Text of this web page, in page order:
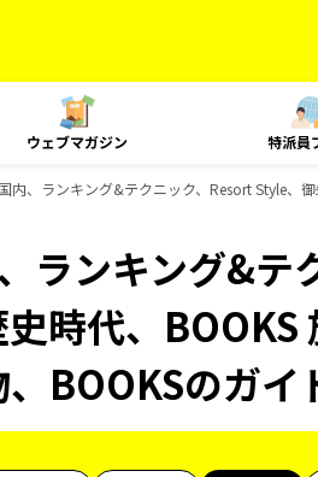
ウェブマガジン 特派員
内、ランキング&テクニック、Resort Style、
ランキング&テ
時代、BOOKS
BOOKSのガイ